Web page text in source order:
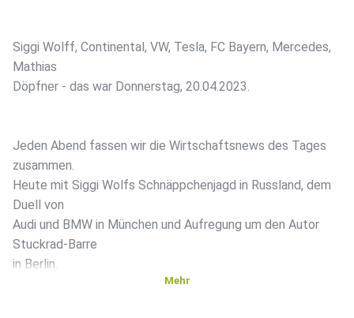
Siggi Wolff, Continental, VW, Tesla, FC Bayern, Mercedes,
Mathias
Döpfner - das war Donnerstag, 20.04.2023.
Jeden Abend fassen wir die Wirtschaftsnews des Tages
zusammen.
Heute mit Siggi Wolfs Schnäppchenjagd in Russland, dem
Duell von
Audi und BMW in München und Aufregung um den Autor
Stuckrad-Barre
in Berlin.
Mehr